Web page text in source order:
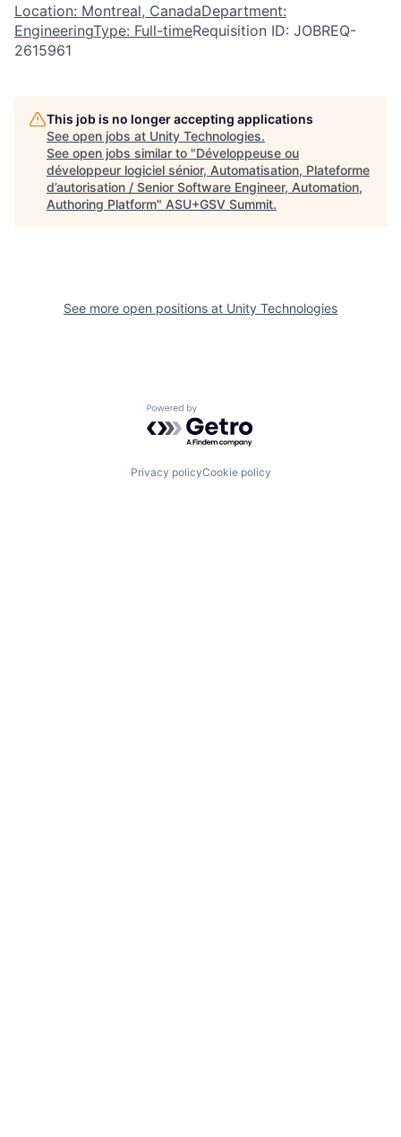
Location: Montreal, CanadaDepartment:
EngineeringType: Full-timeRequisition ID: JOBREQ-
2615961
This job is no longer accepting applications
See open jobs at Unity Technologies.
See open jobs similar to "Développeuse ou
développeur logiciel sénior, Automatisation, Plateforme
d’autorisation / Senior Software Engineer, Automation,
Authoring Platform" ASU+GSV Summit.
See more open positions at Unity Technologies
Powered by Getro.com
Privacy policyCookie policy